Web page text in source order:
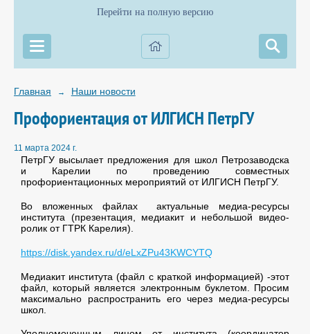
Перейти на полную версию
Главная → Наши новости
Профориентация от ИЛГИСН ПетрГУ
11 марта 2024 г.
ПетрГУ высылает предложения для школ Петрозаводска
и Карелии по проведению совместных
профориентационных мероприятий от ИЛГИСН ПетрГУ.
Во вложенных файлах актуальные медиа-ресурсы
института (презентация, медиакит и небольшой видео-
ролик от ГТРК Карелия).
https://disk.yandex.ru/d/eLxZPu43KWCYTQ
Медиакит института (файл с краткой информацией) -этот
файл, который является электронным буклетом. Просим
максимально распространить его через медиа-ресурсы
школ.